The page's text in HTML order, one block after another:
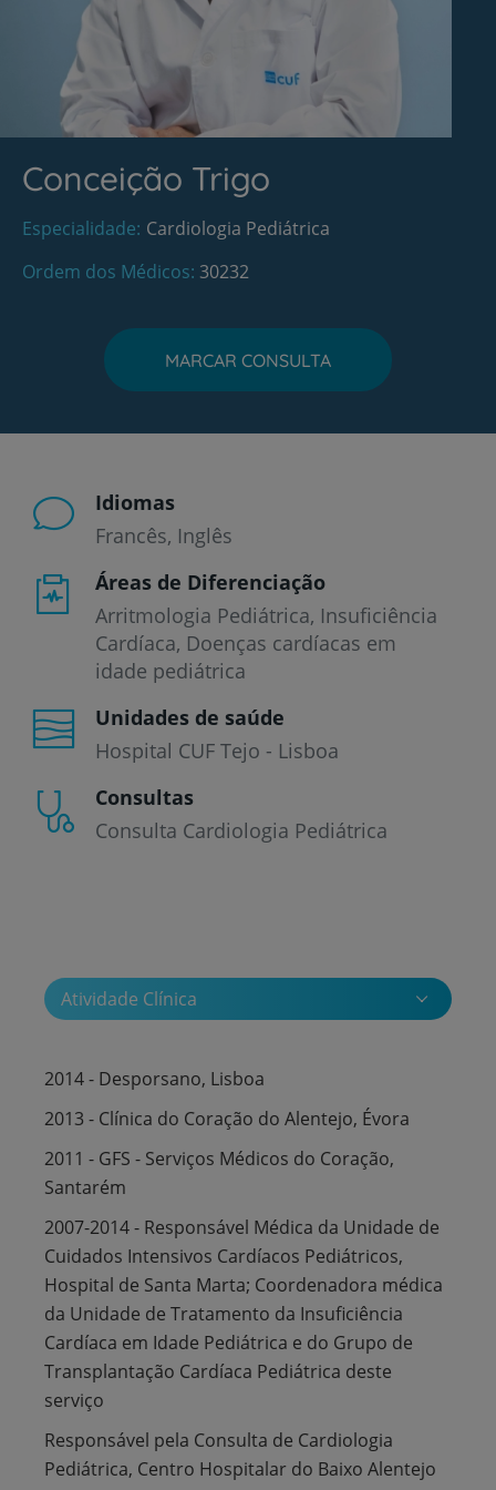
Conceição Trigo
Especialidade Cardiologia Pediátrica
Ordem dos Médicos 30232
MARCAR CONSULTA
Idiomas
Francês Inglês
Áreas de Diferenciação
Arritmologia Pediátrica, Insuficiência
Cardíaca, Doenças cardíacas em
idade pediátrica
Unidades de saúde
Hospital CUF Tejo - Lisboa
Consultas
Consulta Cardiologia Pediátrica
Atividade Clínica
2014 - Desporsano, Lisboa
2013 - Clínica do Coração do Alentejo, Évora
2011 - GFS - Serviços Médicos do Coração,
Santarém
2007-2014 - Responsável Médica da Unidade de
Cuidados Intensivos Cardíacos Pediátricos,
Hospital de Santa Marta; Coordenadora médica
da Unidade de Tratamento da Insuficiência
Cardíaca em Idade Pediátrica e do Grupo de
Transplantação Cardíaca Pediátrica deste
serviço
Responsável pela Consulta de Cardiologia
Pediátrica, Centro Hospitalar do Baixo Alentejo